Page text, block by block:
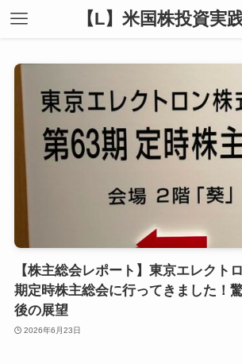
【L】米国株投資実
【株主総会レポート】東京エレクト
期定時株主総会に行ってきました！
後の展望
2026年6月23日